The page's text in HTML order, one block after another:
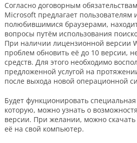
Согласно договорным
Microsoft предлагает пользователям
полюбившимися браузерами,
вопросы путём использования
При наличии лицензионной версии
проблем обновить её до 10 версии,
средств. Для этого необходимо
предложенной услугой на
после выхода новой операционной
Будет функционировать
которую, можно узнать о
версии. При желании, можно
её на свой компьютер.